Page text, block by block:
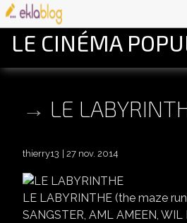
LE CINÉMA
LE
thierry13 27 nov. 2014
LE LABYRINTHE (the maze
SANGSTER, AML AMEEN,